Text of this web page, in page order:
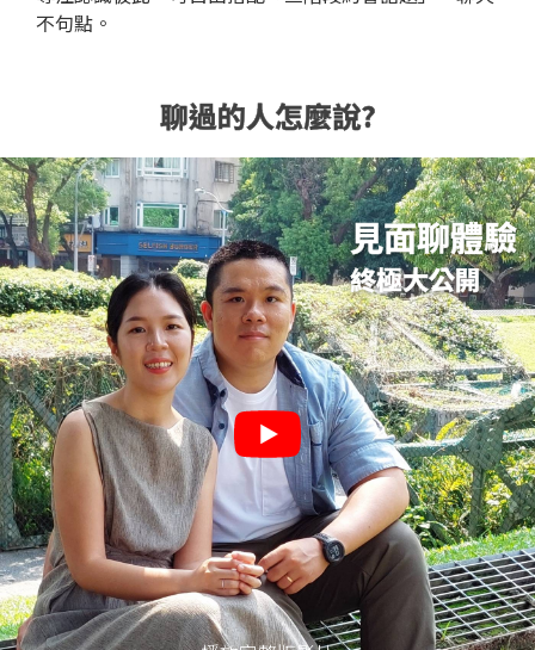
不句點。
聊過的人怎麼說?
見面聊體驗
終極大公開